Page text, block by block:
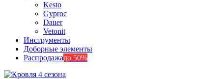
Kesto
Gyproc
Dauer
Vetonit
Инструменты
Доборные элементы
Распродажадо 50%